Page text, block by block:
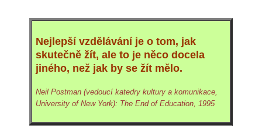
Nejlepší vzdělávání je o tom, jak
skutečně žít, ale to je něco docela
jiného, než jak by se žít mělo.
Neil Postman (vedoucí katedry kultury a komunikace,
University of New York): The End of Education, 1995